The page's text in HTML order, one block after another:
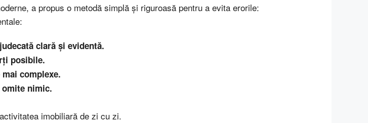
a propus o metodă simplă și riguroasă pentru a evita erorile:
clară și evidentă.
posibile.
complexe.
nimic.
imobiliară de zi cu zi.